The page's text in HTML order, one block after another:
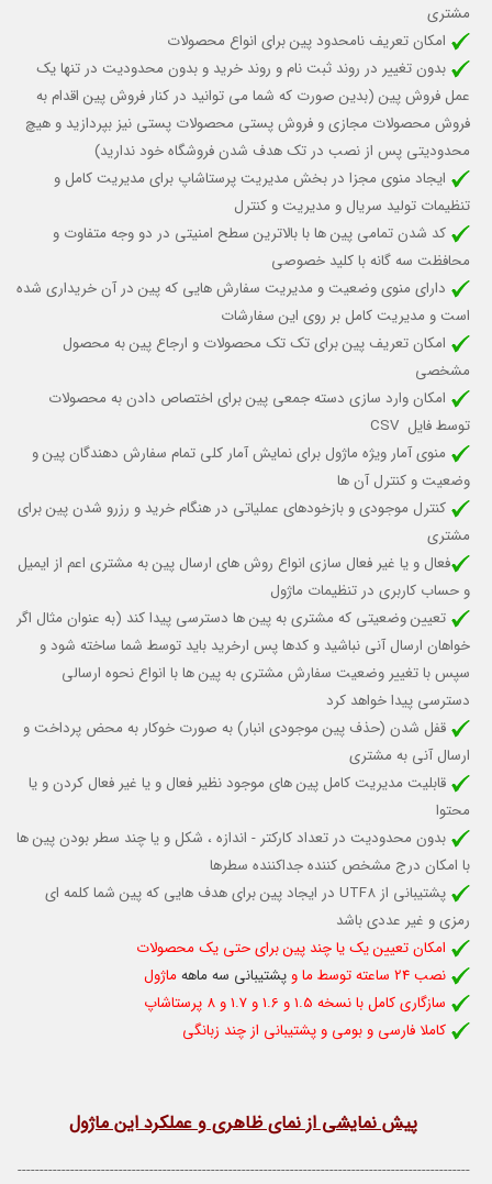
مشتری
امکان تعریف نامحدود پین برای انواع محصولات
بدون تغییر در روند ثبت نام و روند خرید و بدون محدودیت در تنها یک
عمل فروش پین (بدین صورت که شما می توانید در کنار فروش پین اقدام به
فروش محصولات مجازی و فروش پستی محصولات پستی نیز بپردازید و هیچ
محدودیتی پس از نصب در تک هدف شدن فروشگاه خود ندارید)
ایجاد منوی مجزا در بخش مدیریت پرستاشاپ برای مدیریت کامل و
تنظیمات تولید سریال و مدیریت و کنترل
کد شدن تمامی پین ها با بالاترین سطح امنیتی در دو وجه متفاوت و
محافظت سه گانه با کلید خصوصی
دارای منوی وضعیت و مدیریت سفارش هایی که پین در آن خریداری شده
است و مدیریت کامل بر روی این سفارشات
امکان تعریف پین برای تک تک محصولات و ارجاع پین به محصول
مشخصی
امکان وارد سازی دسته جمعی پین برای اختصاص دادن به محصولات
توسط فایل CSV
منوی آمار ویژه ماژول برای نمایش آمار کلی تمام سفارش دهندگان پین و
وضعیت و کنترل آن ها
کنترل موجودی و بازخودهای عملیاتی در هنگام خرید و رزرو شدن پین برای
مشتری
فعال و یا غیر فعال سازی انواع روش های ارسال پین به مشتری اعم از ایمیل
و حساب کاربری در تنظیمات ماژول
تعیین وضعیتی که مشتری به پین ها دسترسی پیدا کند (به عنوان مثال اگر
خواهان ارسال آنی نباشید و کدها پس ارخرید باید توسط شما ساخته شود و
سپس با تغییر وضعیت سفارش مشتری به پین ها با انواع نحوه ارسالی
دسترسی پیدا خواهد کرد
قفل شدن (حذف پین موجودی انبار) به صورت خوکار به محض پرداخت و
ارسال آنی به مشتری
قابلیت مدیریت کامل پین های موجود نظیر فعال و یا غیر فعال کردن و یا
محتوا
بدون محدودیت در تعداد کارکتر - اندازه ، شکل و یا چند سطر بودن پین ها
با امکان درج مشخص کننده جداکننده سطرها
پشتیبانی از UTF8 در ایجاد پین برای هدف هایی که پین شما کلمه ای
رمزی و غیر عددی باشد
امکان تعیین یک یا چند پین برای حتی یک محصولات
نصب 24 ساعته توسط ما و
پشتیبانی سه ماههماژول
سازگاری کامل با نسخه 1.5 و 1.6 و 1.7 و 8 پرستاشاپ
کاملا فارسی و بومی و پشتیبانی از چند زبانگی
پیش نمایشی از نمای ظاهری و عملکرد این ماژول
-------------------------------------------------------------------------------------------------------